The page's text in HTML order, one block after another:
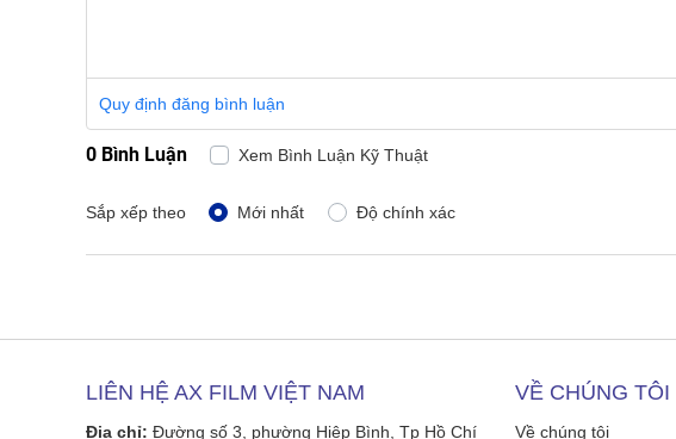
Quy định đăng bình luận
0 Bình Luận Xem Bình Luận Kỹ Thuật
Sắp xếp theo Mới nhất Độ chính xác
LIÊN HỆ AX FILM VIỆT NAM
Địa chỉ: Đường số 3, phường Hiệp Bình, Tp Hồ Chí
VỀ CHÚNG TÔI
Về chúng tôi